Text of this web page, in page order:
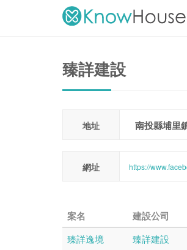
臻詳建設
地址 南投縣埔里
網址 https://
案名 建設公司
臻詳逸境 臻詳建設